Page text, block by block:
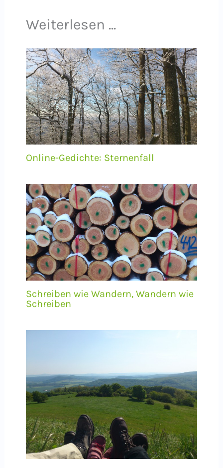
Weiterlesen ...
Online-Gedichte: Sternenfall
Schreiben wie Wandern, Wandern wie
Schreiben